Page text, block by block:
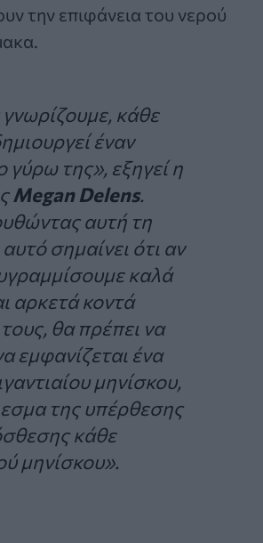
την επιφάνεια του νερού
κάθε
έναν
γύρω της», εξηγεί η
Megan Delens.
αυτή τη
σημαίνει ότι αν
καλά
αρκετά κοντά
θα πρέπει να
εμφανίζεται ένα
μηνίσκου,
της υπέρθεσης
κάθε
μηνίσκου».